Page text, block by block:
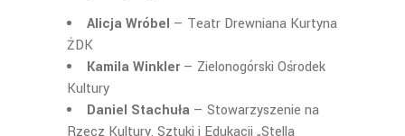
Alicja Wróbel — Teatr Drewniana Kurtyna
ŻDK
Kamila Winkler — Zielonogórski Ośrodek
Kultury
Daniel Stachuła — Stowarzyszenie na
Rzecz Kultury, Sztuki i Edukacji „Stella